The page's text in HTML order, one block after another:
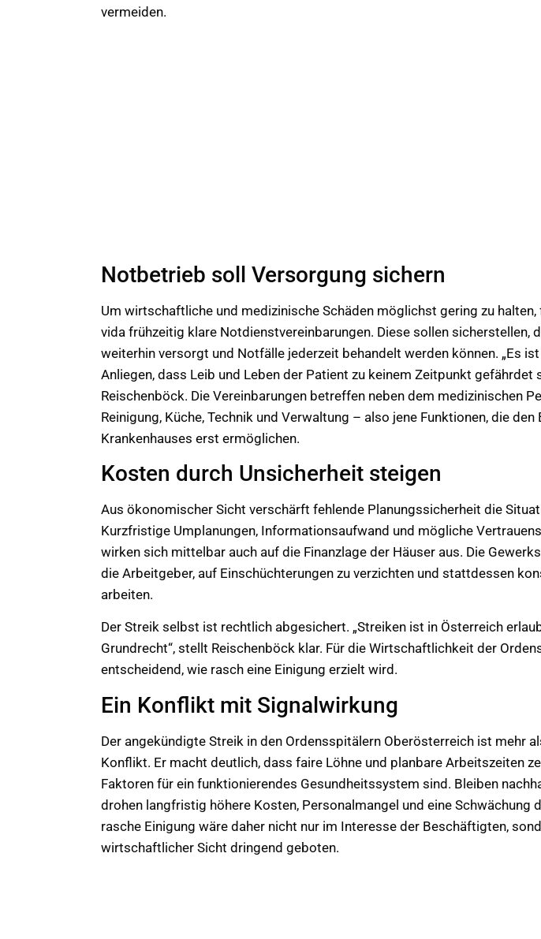
vermeiden.
Notbetrieb soll Versorgung sichern
Um wirtschaftliche und medizinische Schäden möglichst gering zu
vida frühzeitig klare Notdienstvereinbarungen. Diese sollen sicherstellen,
weiterhin versorgt und Notfälle jederzeit behandelt werden können. „Es
Anliegen, dass Leib und Leben der Patient zu keinem Zeitpunkt gefährdet
Reischenböck. Die Vereinbarungen betreffen neben dem medizinischen
Reinigung, Küche, Technik und Verwaltung – also jene Funktionen, die den
Krankenhauses erst ermöglichen.
Kosten durch Unsicherheit steigen
Aus ökonomischer Sicht verschärft fehlende Planungssicherheit die
Kurzfristige Umplanungen, Informationsaufwand und mögliche
wirken sich mittelbar auch auf die Finanzlage der Häuser aus. Die
die Arbeitgeber, auf Einschüchterungen zu verzichten und stattdessen
arbeiten.
Der Streik selbst ist rechtlich abgesichert. „Streiken ist in Österreich
Grundrecht“, stellt Reischenböck klar. Für die Wirtschaftlichkeit der
entscheidend, wie rasch eine Einigung erzielt wird.
Ein Konflikt mit Signalwirkung
Der angekündigte Streik in den Ordensspitälern Oberösterreich ist mehr
Konflikt. Er macht deutlich, dass faire Löhne und planbare Arbeitszeiten
Faktoren für ein funktionierendes Gesundheitssystem sind. Bleiben
drohen langfristig höhere Kosten, Personalmangel und eine Schwächung
rasche Einigung wäre daher nicht nur im Interesse der Beschäftigten,
wirtschaftlicher Sicht dringend geboten.